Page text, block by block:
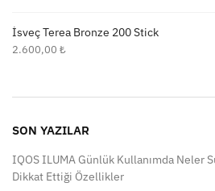
İsveç Terea Bronze 200 Stick
2.600,00 ₺
SON YAZILAR
IQOS ILUMA Günlük Kullanımda Neler
Dikkat Ettiği Özellikler